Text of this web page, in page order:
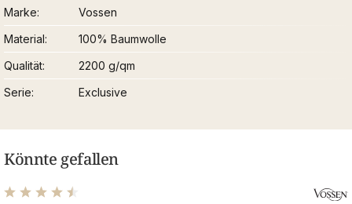
Marke
Vossen
Material
100% Baumwolle
Qualität
2200 g/qm
Serie
Exclusive
Könnte gefallen